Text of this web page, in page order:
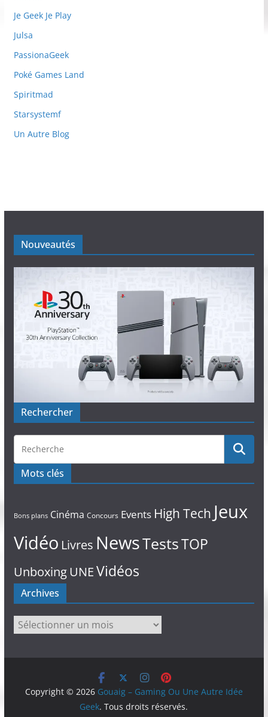
Je Geek Je Play
Julsa
PassionaGeek
Poké Games Land
Spiritmad
Starsystemf
Un Autre Blog
Nouveautés
Rechercher
Mots clés
Bons plans Cinéma Concours Events High Tech Jeux
Vidéo Livres NewsTestsTOP
UnboxingUNEVidéos
Archives
Archives
Copyright © 2026 Gouaig – Gaming Ou Une Autre Idée
Geek. Tous droits réservés.